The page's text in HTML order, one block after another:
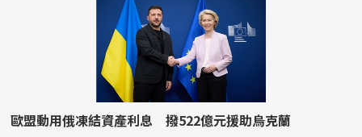
歐盟動用俄凍結資產利息 撥522億元援助烏克蘭